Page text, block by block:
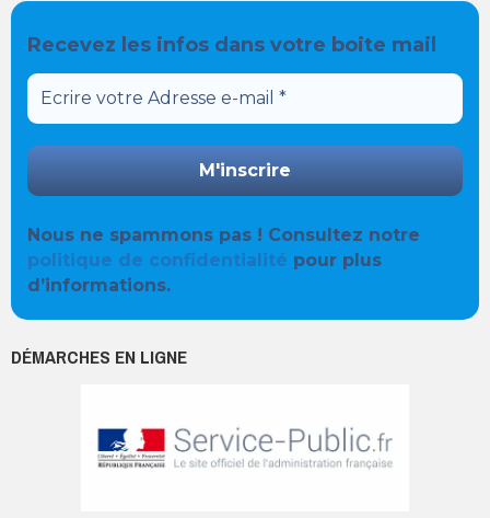
Recevez les infos dans votre boite mail
Nous ne spammons pas ! Consultez notre
politique de confidentialité pour plus
d’informations.
DÉMARCHES EN LIGNE